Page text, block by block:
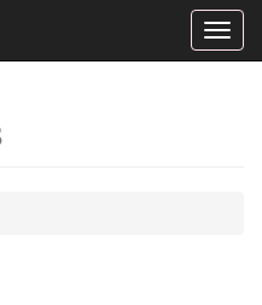
Toggle